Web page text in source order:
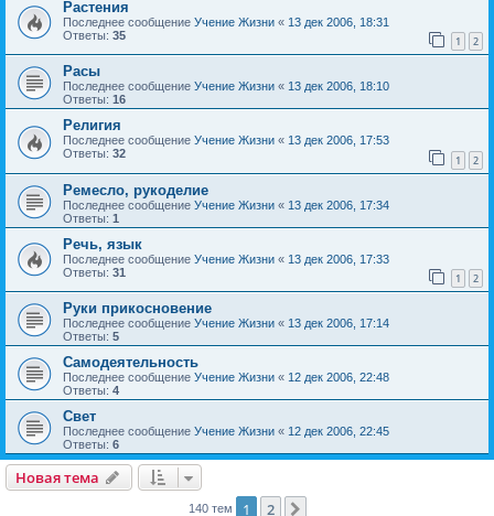
Растения
Последнее сообщение Учение Жизни « 13 дек 2006, 18:31
Ответы: 35 1 2
Расы
Последнее сообщение Учение Жизни « 13 дек 2006, 18:10
Ответы: 16
Религия
Последнее сообщение Учение Жизни « 13 дек 2006, 17:53
Ответы: 32 1 2
Ремесло, рукоделие
Последнее сообщение Учение Жизни « 13 дек 2006, 17:34
Ответы: 1
Речь, язык
Последнее сообщение Учение Жизни « 13 дек 2006, 17:33
Ответы: 31 1 2
Руки прикосновение
Последнее сообщение Учение Жизни « 13 дек 2006, 17:14
Ответы: 5
Самодеятельность
Последнее сообщение Учение Жизни « 12 дек 2006, 22:48
Ответы: 4
Свет
Последнее сообщение Учение Жизни « 12 дек 2006, 22:45
Ответы: 6
Новая тема
140 тем 1 2